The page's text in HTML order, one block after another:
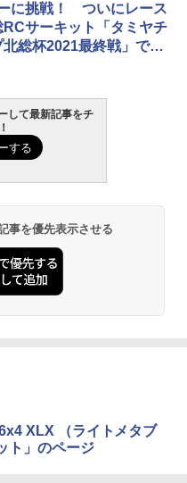
に挑戦！ ついにレース
サーキット「タミヤチ
総杯2021最終戦」で最
して最新記事をチ
事を優先表示させる
XLX （ライトメタブ
ト」のページ